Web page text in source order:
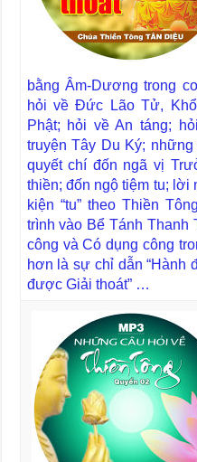
bằng Âm-Dương trong
hỏi về Đức Lão Tử,
Phật; hỏi về An táng;
truyện Tây Du Ký;
quyết chí đốn ngã vị
thiền; đốn ngộ tiệm tu; lời
kiện “tu” theo Thiền
trình vào Bể Tánh Thanh
công và Có dụng công
hơn là sự chỉ dẫn “Hành
được Giải thoát” …